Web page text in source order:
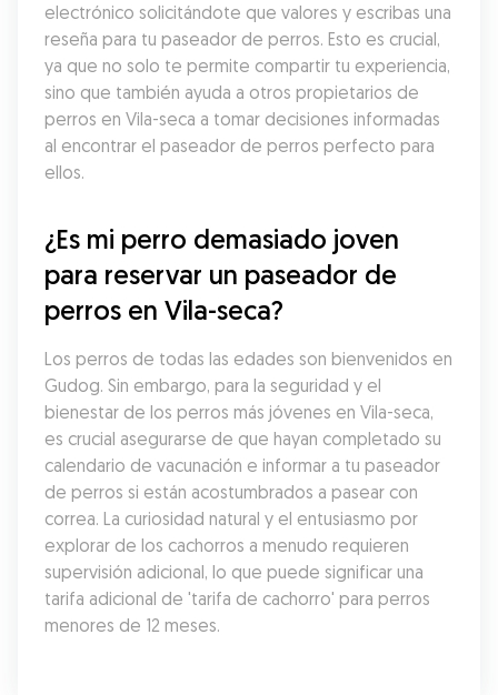
electrónico solicitándote que valores y escribas una
reseña para tu paseador de perros. Esto es crucial,
ya que no solo te permite compartir tu experiencia,
sino que también ayuda a otros propietarios de
perros en Vila-seca a tomar decisiones informadas
al encontrar el paseador de perros perfecto para
ellos.
¿Es mi perro demasiado joven
para reservar un paseador de
perros en Vila-seca?
Los perros de todas las edades son bienvenidos en
Gudog. Sin embargo, para la seguridad y el
bienestar de los perros más jóvenes en Vila-seca,
es crucial asegurarse de que hayan completado su
calendario de vacunación e informar a tu paseador
de perros si están acostumbrados a pasear con
correa. La curiosidad natural y el entusiasmo por
explorar de los cachorros a menudo requieren
supervisión adicional, lo que puede significar una
tarifa adicional de 'tarifa de cachorro' para perros
menores de 12 meses.